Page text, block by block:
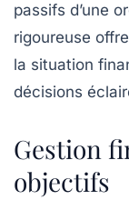
passifs d’une
rigoureuse
la situation
décisions
Gestion
objectifs